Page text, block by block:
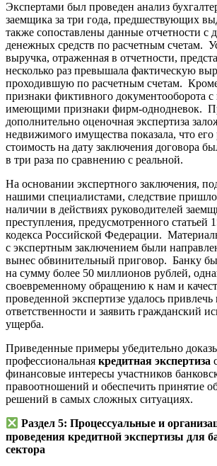
Экспертами был проведен анализ
заемщика за три года, предшествующих
также сопоставлены данные отчетности с
денежных средств по расчетным счетам.
выручка, отраженная в отчетности,
несколько раз превышала фактическую
проходившую по расчетным счетам.
признаки фиктивного документооборота с
имеющими признаки фирм-однодневок.
дополнительно оценочная экспертиза
недвижимого имущества показала, что
стоимость на дату заключения договора
в три раза по сравнению с реальной.
На основании экспертного заключения,
нашими специалистами, следствие
наличии в действиях руководителей
преступления, предусмотренного статьей
кодекса Российской Федерации.
с экспертным заключением были
вынес обвинительный приговор. Банку
на сумму более 50 миллионов рублей,
своевременному обращению к нам и
проведенной экспертизе удалось
ответственности и заявить гражданский
ущерба.
Приведенные примеры убедительно
профессиональная кредитная экспертиза
финансовые интересы участников
правоотношений и обеспечить принятие
решений в самых сложных ситуациях.
Раздел 5: Процессуальные и
проведения кредитной экспертизы для
сектора